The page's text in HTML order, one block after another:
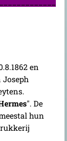
en
Joseph
". De
hun